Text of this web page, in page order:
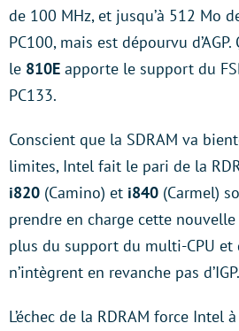
de 100 MHz, et jusqu’à 512 Mo
PC100, mais est dépourvu
le 810E apporte le support du
PC133.
Conscient que la SDRAM va
limites, Intel fait le pari de la
i820 (Camino) et i840 (Carmel)
prendre en charge cette nouvelle
plus du support du multi-CPU et
n’intègrent en revanche pas d’IGP.
L’échec de la RDRAM force Intel